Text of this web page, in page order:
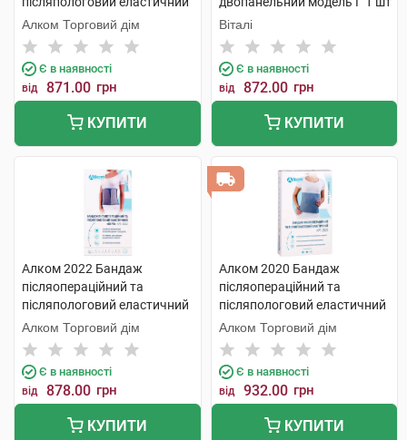
розмір 8 1 шт
Алком Торговий дім
Є в наявності
від 871.00 грн
КУПИТИ
Віталі
Є в наявності
від 872.00 грн
КУПИТИ
Алком 2022 Бандаж
післяопераційний та
післяпологовий еластичний
Євро розмір 7 1 шт
Алком Торговий дім
Є в наявності
від 878.00 грн
КУПИТИ
Алком 2020 Бандаж
післяопераційний та
післяпологовий еластичний
розмір 2 1 шт
Алком Торговий дім
Є в наявності
від 932.00 грн
КУПИТИ